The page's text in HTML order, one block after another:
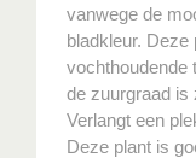
vanwege de
bladkleur. Deze
vochthoudende
de zuurgraad is
Verlangt een
Deze plant is